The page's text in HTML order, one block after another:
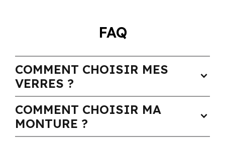
FAQ
COMMENT CHOISIR MES
VERRES ?
expand_more
COMMENT CHOISIR MA
MONTURE ?
expand_more